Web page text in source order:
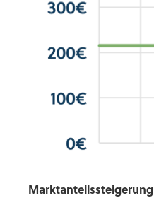
Marktanteilssteigerung